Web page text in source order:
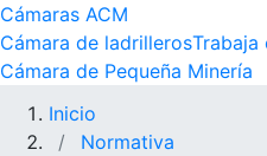
Cámaras ACM
Cámara de ladrillerosTrabaja
Cámara de Pequeña Minería
Inicio
Normativa